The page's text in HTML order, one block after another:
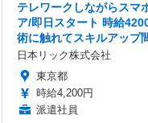
テレワークしながらスマ
ア/即日スタート 時給
術に触れてスキルアップ
日本リック株式会社
東京都
時給4,200円
派遣社員